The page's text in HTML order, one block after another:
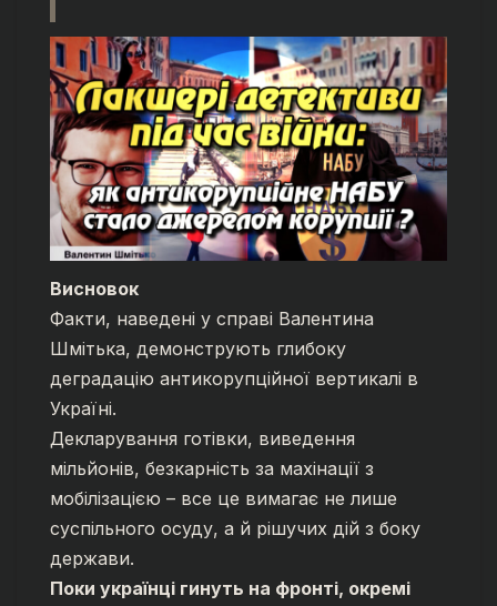
Висновок
Факти, наведені у справі Валентина
Шмітька, демонструють глибоку
деградацію антикорупційної вертикалі в
Україні.
Декларування готівки, виведення
мільйонів, безкарність за махінації з
мобілізацією – все це вимагає не лише
суспільного осуду, а й рішучих дій з боку
держави.
Поки українці гинуть на фронті, окремі